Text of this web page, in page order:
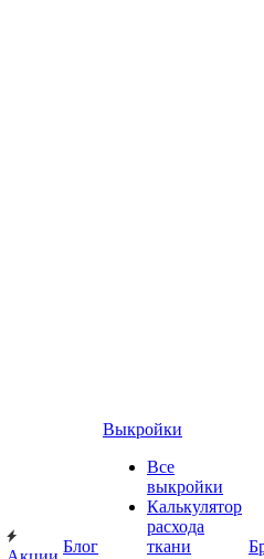
Блог
Выкройки
Все
выкройки
Калькулятор
расхода
ткани